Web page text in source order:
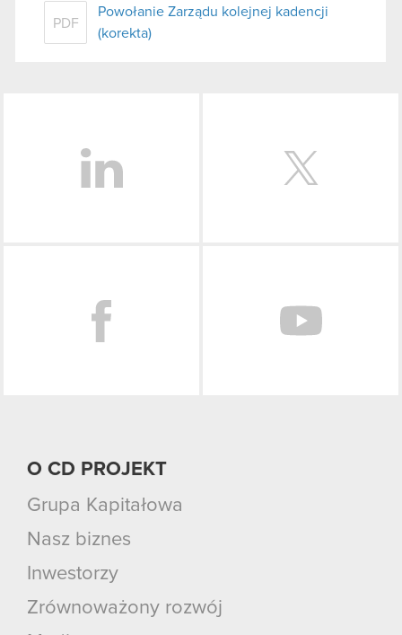
PDF
Powołanie Zarządu kolejnej kadencji
(korekta)
O CD PROJEKT
Grupa Kapitałowa
Nasz biznes
Inwestorzy
Zrównoważony rozwój